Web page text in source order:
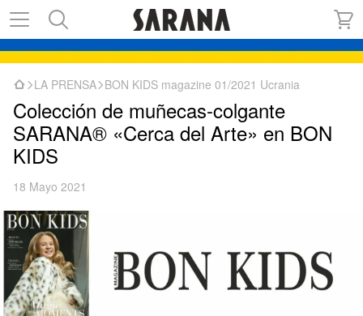
LA PRENSA BON KIDS magazine 01/2021 Ucrania
Colección de muñecas-colgante
SARANA® «Cerca del Arte» en BON
KIDS
18 Mayo 2021